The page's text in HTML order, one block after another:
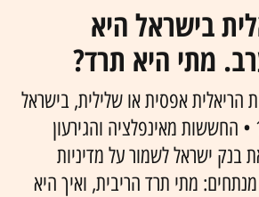
בישראל היא
מתי היא תרד?
הריאלית אפסית או שלילית, בישראל
היא עומדת על 1.7% • החששות מאינפלציה והגירעון
בנק ישראל לשמור על מדיניות
מתי תרד הריבית, ואיך היא